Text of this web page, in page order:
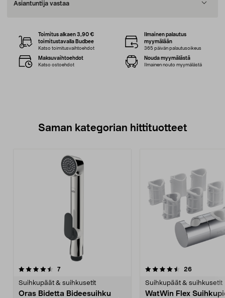
Asiantuntija vastaa
Toimitus alkaen 3,90 €
toimitustavalla Budbee
Katso toimitusvaihtoehdot
Ilmainen palautus
myymälään
365 päivän palautusoikeus
Maksuvaihtoehdot
Katso ostoehdot
Nouda myymälästä
Ilmainen nouto myymälästä
Saman kategorian hittituotteet
7arvostelut
Suihkupäät & suihkusetit
Oras Bidetta Bideesuihku
4.5 viidestä
26arvostelut
Suihkupäät & suihkusetit
WatWin Flex
4.0 viidestä